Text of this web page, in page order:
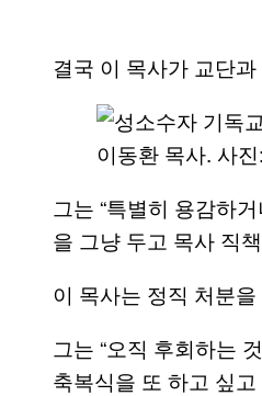
결국 이 목사가 교단
이동환 목사. 사
그는 “특별히 용감하
을 그냥 두고 목사 직
이 목사는 정직 처분
그는 “오직 후회하는
축복식을 또 하고 싶